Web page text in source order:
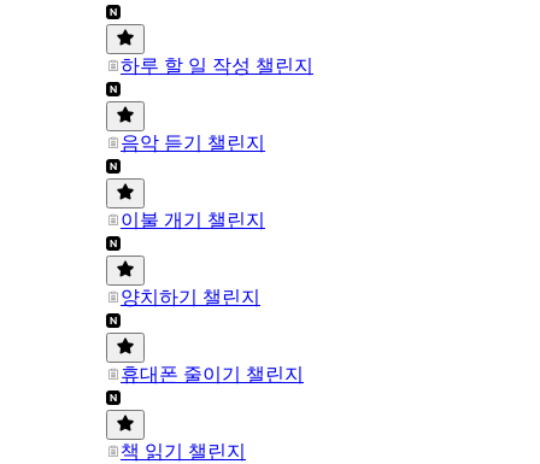
하루 할 일 작성 챌린지
음악 듣기 챌린지
이불 개기 챌린지
양치하기 챌린지
휴대폰 줄이기 챌린지
책 읽기 챌린지